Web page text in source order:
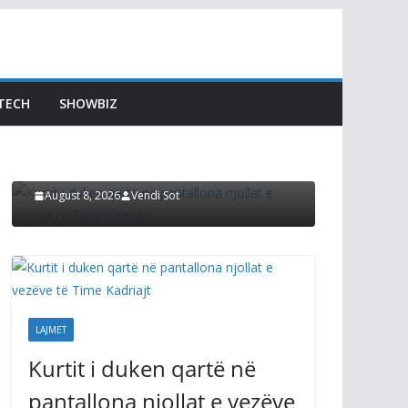
SHOWBIZ
i duken qartë në
njollat e
8, 2026 Vendi Sot
përgjigjet
LAJMET
Kurtit i duken qartë në
pantallona njollat e vezëve